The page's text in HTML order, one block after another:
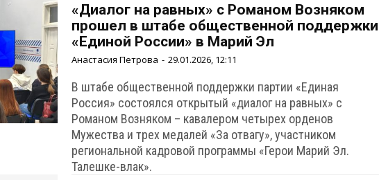
«Диалог на равных» c Романом Возняком
прошел в штабе общественной поддержки
«Единой России» в Марий Эл
Анастасия Петрова - 29.01.2026, 12:11
В штабе общественной поддержки партии «Единая
Россия» состоялся открытый «диалог на равных» с
Романом Возняком – кавалером четырех орденов
Мужества и трех медалей «За отвагу», участником
региональной кадровой программы «Герои Марий Эл.
Талешке-влак».